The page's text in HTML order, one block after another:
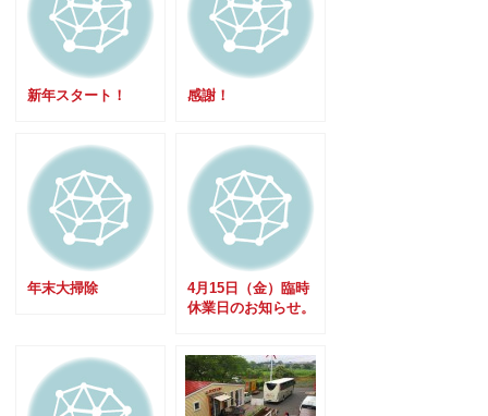
新年スタート！ 感謝！
年末大掃除
4月15日（金）臨時
休業日のお知らせ。